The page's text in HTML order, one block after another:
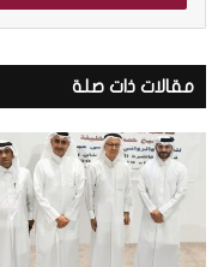
ب
ي
د
ك
ا
ل
إ
ك
مقالات ذات صلة